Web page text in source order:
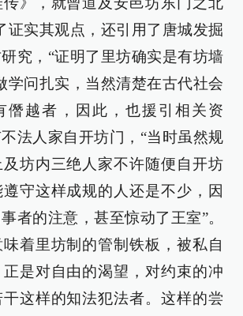
证实其观点，还引用了唐城发掘
究，“证明了里坊确实是有坊墙
学问扎实，当然清楚在古代社会
僭越者，因此，也援引相关资
法人家自开坊门，“当时虽然规
坊内三绝人家不许随便自开坊
守这样成规的人还是不少，因
者的注意，甚至惊动了王室”。
着里坊制的管制铁板，被私自
是对自由的渴望，对约束的冲
这样的知法犯法者。这样的尝